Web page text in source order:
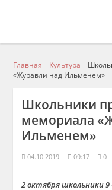
Главная Культура
«Журавли над Ильменем»
Школьники
мемориала
Ильменем»
04.10.2019 09:17 0
2 октября школьники